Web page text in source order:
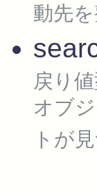
動先
戻り
オブ
トが